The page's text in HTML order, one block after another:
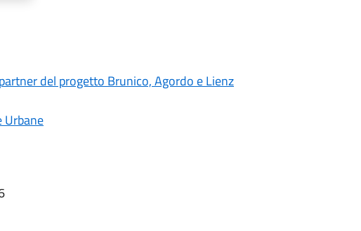
del progetto Brunico, Agordo e Lienz
Urbane